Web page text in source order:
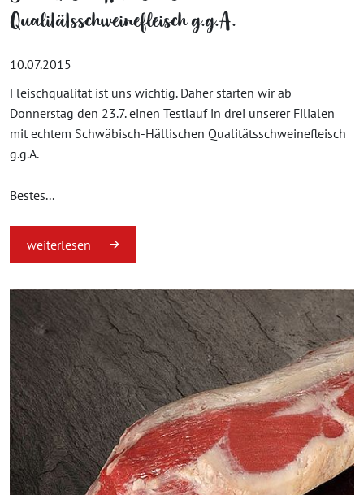
Qualitätsschweinefleisch g.g.A.
10.07.2015
Fleischqualität ist uns wichtig. Daher starten wir ab
Donnerstag den 23.7. einen Testlauf in drei unserer Filialen
mit echtem Schwäbisch-Hällischen Qualitätsschweinefleisch
g.g.A.
Bestes...
weiterlesen